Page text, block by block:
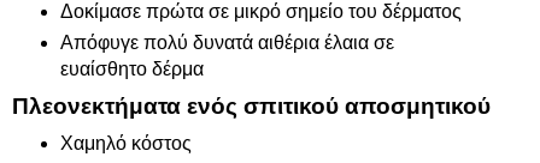
Δοκίμασε πρώτα σε μικρό σημείο του δέρματος
Απόφυγε πολύ δυνατά αιθέρια έλαια σε
ευαίσθητο δέρμα
Πλεονεκτήματα ενός σπιτικού αποσμητικού
Χαμηλό κόστος